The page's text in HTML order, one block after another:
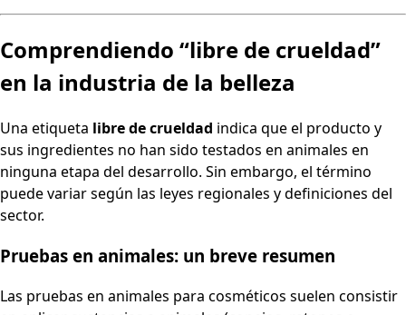
Comprendiendo “libre de crueldad”
en la industria de la belleza
Una etiqueta libre de crueldad indica que el producto y
sus ingredientes no han sido testados en animales en
ninguna etapa del desarrollo. Sin embargo, el término
puede variar según las leyes regionales y definiciones del
sector.
Pruebas en animales: un breve resumen
Las pruebas en animales para cosméticos suelen consistir